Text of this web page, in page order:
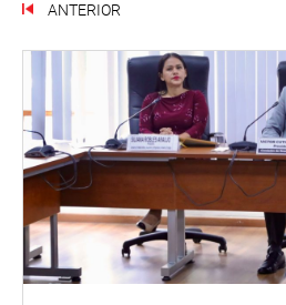
ANTERIOR